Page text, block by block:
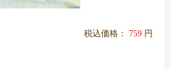
税込価格： 759 円